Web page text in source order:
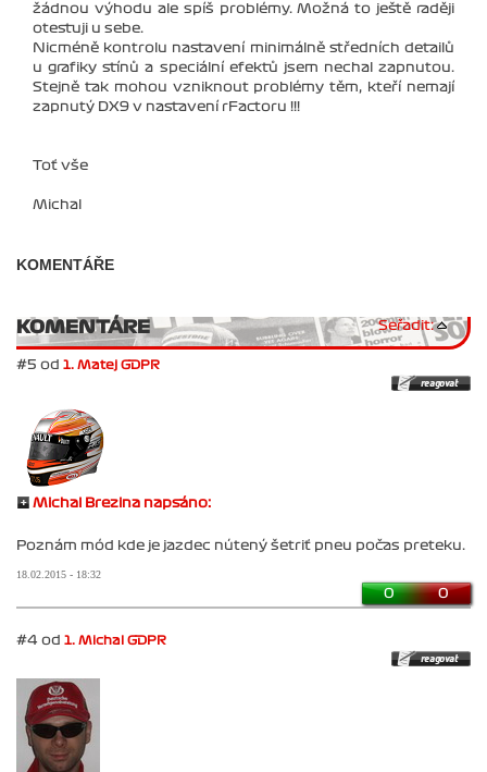
žádnou výhodu ale spíš problémy. Možná to ještě raději
otestuji u sebe.
Nicméně kontrolu nastavení minimálně středních detailů
u grafiky stínů a speciální efektů jsem nechal zapnutou.
Stejně tak mohou vzniknout problémy těm, kteří nemají
zapnutý DX9 v nastavení rFactoru !!!
Toť vše
Michal
KOMENTÁŘE
KOMENTÁRE Seřadit:
#5 od 1. Matej GDPR
Michal Brezina napsáno:
Poznám mód kde je jazdec nútený šetriť pneu počas preteku.
18.02.2015 - 18:32
0 0
#4 od 1. Michal GDPR